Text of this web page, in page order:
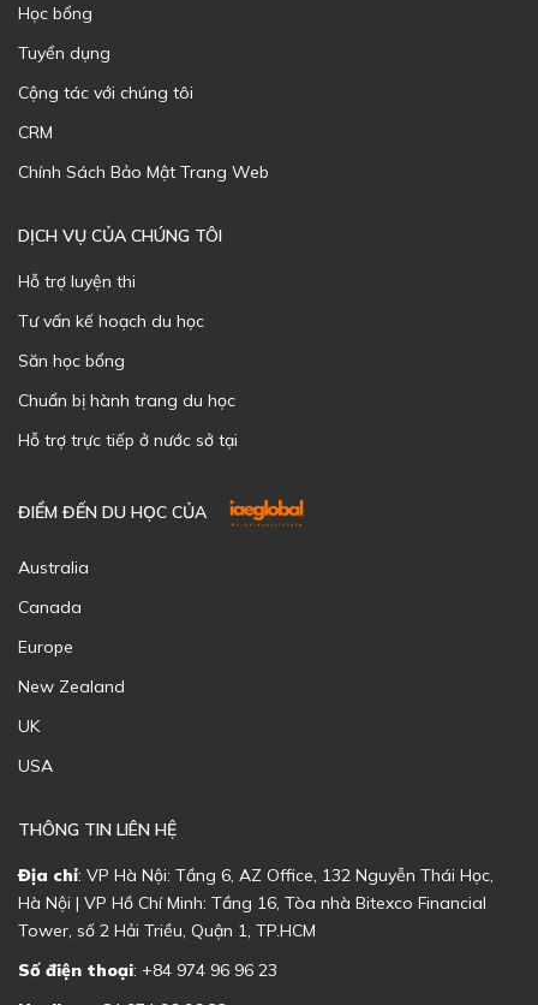
Học bổng
Tuyển dụng
Cộng tác với chúng tôi
CRM
Chính Sách Bảo Mật Trang Web
DỊCH VỤ CỦA CHÚNG TÔI
Hỗ trợ luyện thi
Tư vấn kế hoạch du học
Săn học bổng
Chuẩn bị hành trang du học
Hỗ trợ trực tiếp ở nước sở tại
ĐIỂM ĐẾN DU HỌC CỦA
Australia
Canada
Europe
New Zealand
UK
USA
THÔNG TIN LIÊN HỆ
Địa chỉ: VP Hà Nội: Tầng 6, AZ Office, 132 Nguyễn Thái Học,
Hà Nội | VP Hồ Chí Minh: Tầng 16, Tòa nhà Bitexco Financial
Tower, số 2 Hải Triều, Quận 1, TP.HCM
Số điện thoại: +84 974 96 96 23